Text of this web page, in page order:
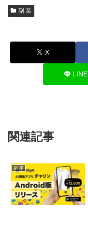
副 業
X
LINE
関連記事
副 業